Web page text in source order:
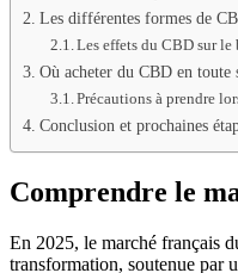
Les différentes formes de
Les effets du CBD sur le
Où acheter du CBD en toute
Précautions à prendre
Conclusion et prochaines
Comprendre le
En 2025, le marché français
transformation, soutenue par